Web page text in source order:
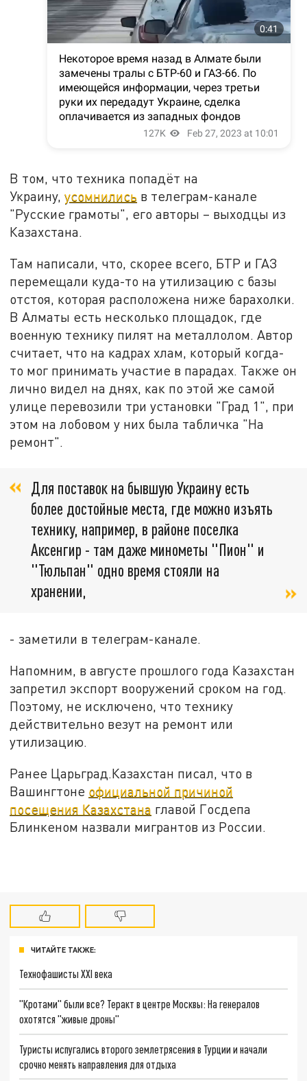
В том, что техника попадёт на
Украину,усомнились в телеграм-канале
"Русские грамоты", его авторы – выходцы из
Казахстана.
Там написали, что, скорее всего, БТР и ГАЗ
перемещали куда-то на утилизацию с базы
отстоя, которая расположена ниже барахолки.
В Алматы есть несколько площадок, где
военную технику пилят на металлолом. Автор
считает, что на кадрах хлам, который когда-
то мог принимать участие в парадах. Также он
лично видел на днях, как по этой же самой
улице перевозили три установки "Град 1", при
этом на лобовом у них была табличка "На
ремонт".
Для поставок на бывшую Украину есть
более достойные места, где можно изъять
технику, например, в районе поселка
Аксенгир - там даже минометы "Пион" и
"Тюльпан" одно время стояли на
хранении,
- заметили в телеграм-канале.
Напомним, в августе прошлого года Казахстан
запретил экспорт вооружений сроком на год.
Поэтому, не исключено, что технику
действительно везут на ремонт или
утилизацию.
Ранее Царьград.Казахстан писал, что в
Вашингтоне официальной причиной
посещения Казахстана главой Госдепа
Блинкеном назвали мигрантов из России.
ЧИТАЙТЕ ТАКЖЕ:
Технофашисты XXI века
"Кротами" были все? Теракт в центре Москвы: На генералов
охотятся "живые дроны"
Туристы испугались второго землетрясения в Турции и начали
срочно менять направления для отдыха